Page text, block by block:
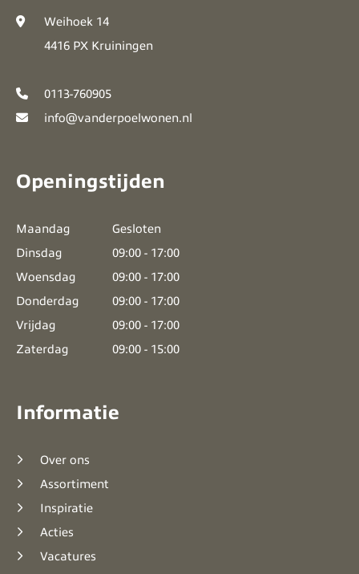
Weihoek 14
4416 PX Kruiningen
0113-760905
info@vanderpoelwonen.nl
Openingstijden
Maandag
Gesloten
Dinsdag
09:00 - 17:00
Woensdag
09:00 - 17:00
Donderdag
09:00 - 17:00
Vrijdag
09:00 - 17:00
Zaterdag
09:00 - 15:00
Informatie
Over ons
Assortiment
Inspiratie
Acties
Vacatures